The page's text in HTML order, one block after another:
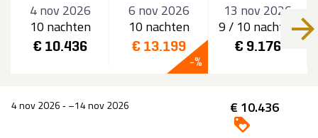
4 nov 2026
10 nachten
€ 10.436
6 nov 2026
10 nachten
€ 13.199
13 nov 2026
9 / 10 nachten
€ 9.176
4 nov 2026‐ 14 nov 2026 € 10.436